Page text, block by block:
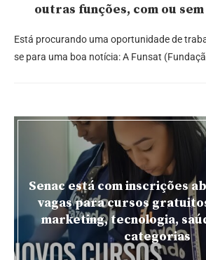
outras funções, com ou
Está procurando uma oportunidade de
se para uma boa notícia: A Funsat
Senac está com inscrições
vagas para cursos
marketing, tecnologia,
categorias